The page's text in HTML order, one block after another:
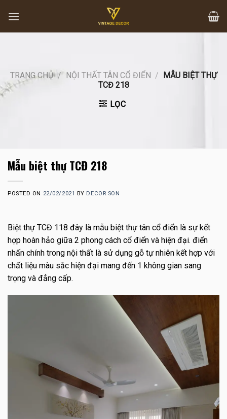
content
TRANG CHỦ / NỘI THẤT TÂN CỔ ĐIỂN / MẪU BIỆT THỰ
TCĐ 218
LỌC
Mẫu biệt thự TCĐ 218
POSTED ON 22/02/2021 BY DECOR SON
Biệt thự TCĐ 118 đây là mẫu biệt thự tân cổ điển là sự kết
hợp hoàn hảo giữa 2 phong cách cổ điển và hiện đại. điển
nhấn chính trong nội thất là sử dụng gỗ tự nhiên kết hợp với
chất liệu màu sắc hiện đại mang đến 1 không gian sang
trọng và đẳng cấp.